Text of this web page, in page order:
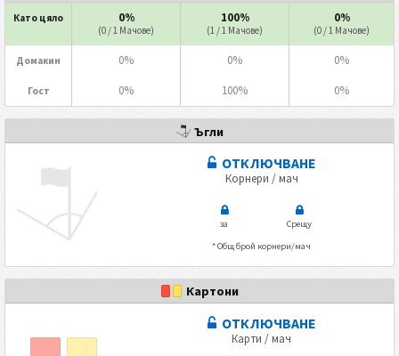
Като цяло 0%
(0 / 1 Мачове)
100%
(1 / 1 Мачове)
0%
(0 / 1 Мачове)
Домакин 0% 0% 0%
Гост 0% 100% 0%
Ъгли
ОТКЛЮЧВАНЕ
Корнери / мач
за
Срещу
* Общ брой корнери/мач
Картони
ОТКЛЮЧВАНЕ
Карти / мач